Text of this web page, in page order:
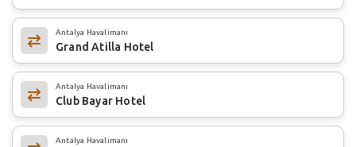
Antalya Havalimanı
Grand Atilla Hotel
Antalya Havalimanı
Club Bayar Hotel
Antalya Havalimanı